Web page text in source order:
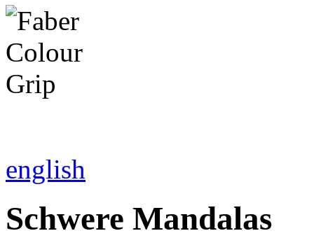
english
Schwere Mandalas